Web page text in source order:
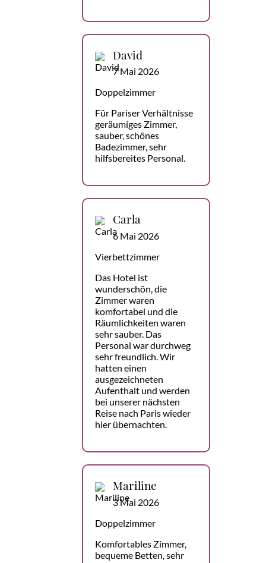
David
7 Mai 2026
Doppelzimmer
Für Pariser Verhältnisse
geräumiges Zimmer,
sauber, schönes
Badezimmer, sehr
hilfsbereites Personal.
Carla
6 Mai 2026
Vierbettzimmer
Das Hotel ist
wunderschön, die
Zimmer waren
komfortabel und die
Räumlichkeiten waren
sehr sauber. Das
Personal war durchweg
sehr freundlich. Wir
hatten einen
ausgezeichneten
Aufenthalt und werden
bei unserer nächsten
Reise nach Paris wieder
hier übernachten.
Mariline
3 Mai 2026
Doppelzimmer
Komfortables Zimmer,
bequeme Betten, sehr